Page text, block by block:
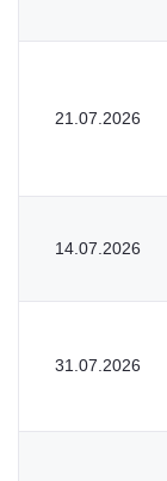
21.07.2026
14.07.2026
31.07.2026